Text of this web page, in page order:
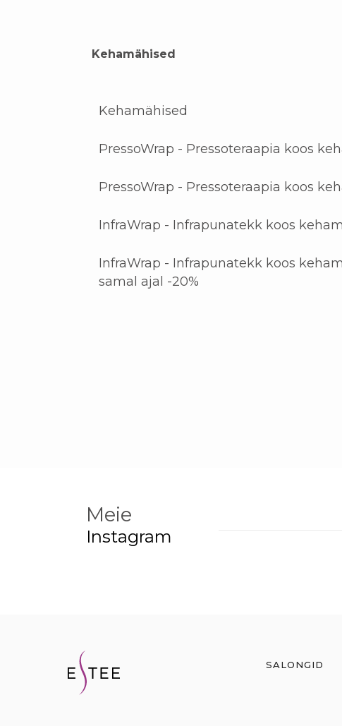
Kehamähised
Kehamähised
PressoWrap - Pressoteraapia koos
PressoWrap - Pressoteraapia koos
InfraWrap - Infrapunatekk koos
InfraWrap - Infrapunatekk koos
samal ajal -20%
Meie
Instagram
SALONGID